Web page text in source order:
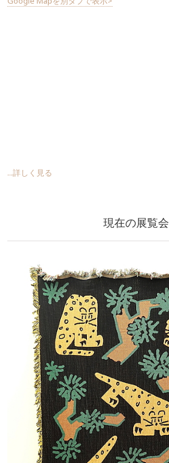
...詳しく見る
現在の展覧会